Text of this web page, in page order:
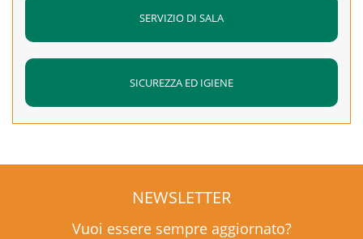
SERVIZIO DI SALA
SICUREZZA ED IGIENE
NEWSLETTER
Vuoi essere sempre aggiornato?